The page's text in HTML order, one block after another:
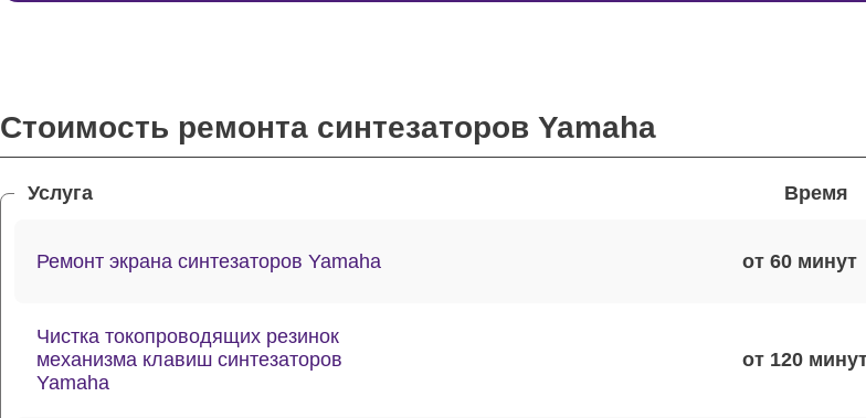
Стоимость ремонта синтезаторов Yamaha
Услуга Время
Ремонт экрана синтезаторов Yamaha от 60
Чистка токопроводящих резинок
механизма клавиш синтезаторов
Yamaha
от 120